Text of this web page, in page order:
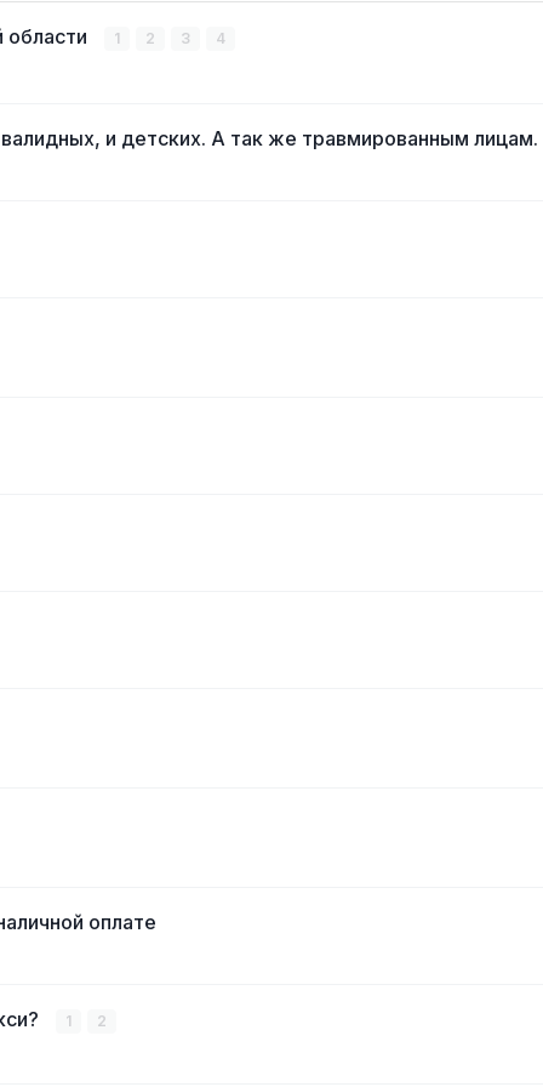
области 1 2 3 4
и детских. А так же травмированным лицам.
оплате
1 2